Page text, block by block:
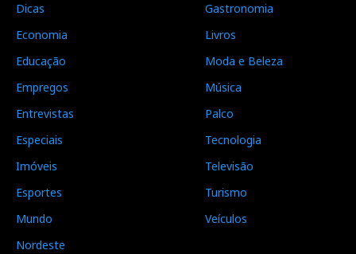
Dicas
Economia
Educação
Empregos
Entrevistas
Especiais
Imóveis
Esportes
Mundo
Nordeste
Gastronomia
Livros
Moda e Beleza
Música
Palco
Tecnologia
Televisão
Turismo
Veículos